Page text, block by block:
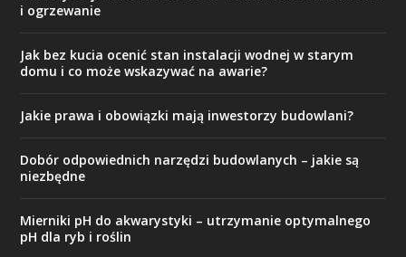
i ogrzewanie
Jak bez kucia ocenić stan instalacji wodnej w starym
domu i co może wskazywać na awarie?
Jakie prawa i obowiązki mają inwestorzy budowlani?
Dobór odpowiednich narzędzi budowlanych – jakie są
niezbędne
Mierniki pH do akwarystyki – utrzymanie optymalnego
pH dla ryb i roślin